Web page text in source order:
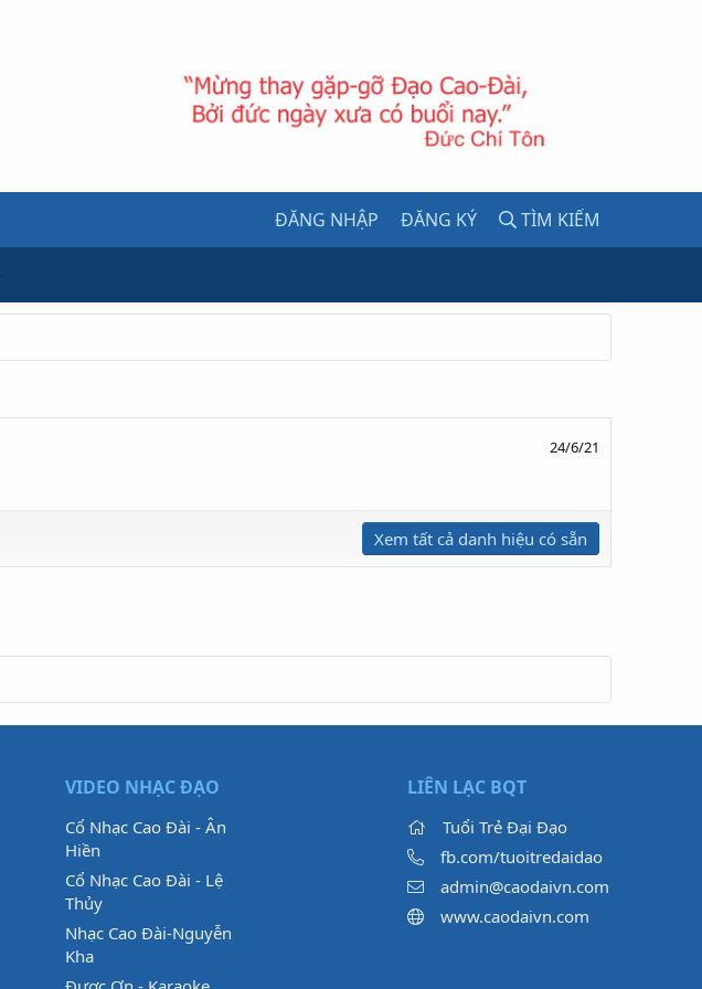
ĐĂNG NHẬP ĐĂNG KÝ TÌM KIẾM
24/6/21
Xem tất cả danh hiệu có sẵn
VIDEO NHẠC ĐẠO
Cổ Nhạc Cao Đài - Ân
Hiền
Cổ Nhạc Cao Đài - Lệ
Thủy
Nhạc Cao Đài-Nguyễn
Kha
LIÊN LẠC BQT
Tuổi Trẻ Đại Đạo
fb.com/tuoitredaidao
admin@caodaivn.com
www.caodaivn.com